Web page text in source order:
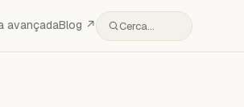
avançadaBlog ↗ Cerca…